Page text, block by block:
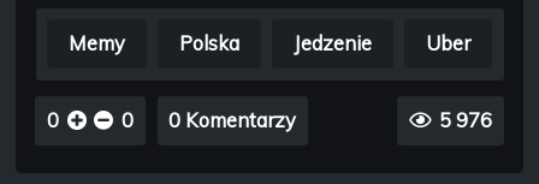
Memy Polska Jedzenie Uber
0 0 0 Komentarzy 5 976